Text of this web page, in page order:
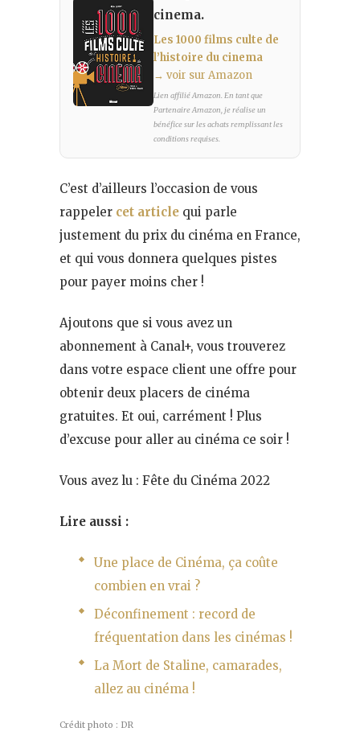
cinema.
Les 1000 films culte de
l’histoire du cinema
→ voir sur Amazon
Lien affilié Amazon. En tant que
Partenaire Amazon, je réalise un
bénéfice sur les achats remplissant les
conditions requises.
C’est d’ailleurs l’occasion de vous
rappeler cet article qui parle
justement du prix du cinéma en France,
et qui vous donnera quelques pistes
pour payer moins cher !
Ajoutons que si vous avez un
abonnement à Canal+, vous trouverez
dans votre espace client une offre pour
obtenir deux placers de cinéma
gratuites. Et oui, carrément ! Plus
d’excuse pour aller au cinéma ce soir !
Vous avez lu : Fête du Cinéma 2022
Lire aussi :
Une place de Cinéma, ça coûte
combien en vrai ?
Déconfinement : record de
fréquentation dans les cinémas !
La Mort de Staline, camarades,
allez au cinéma !
Crédit photo : DR